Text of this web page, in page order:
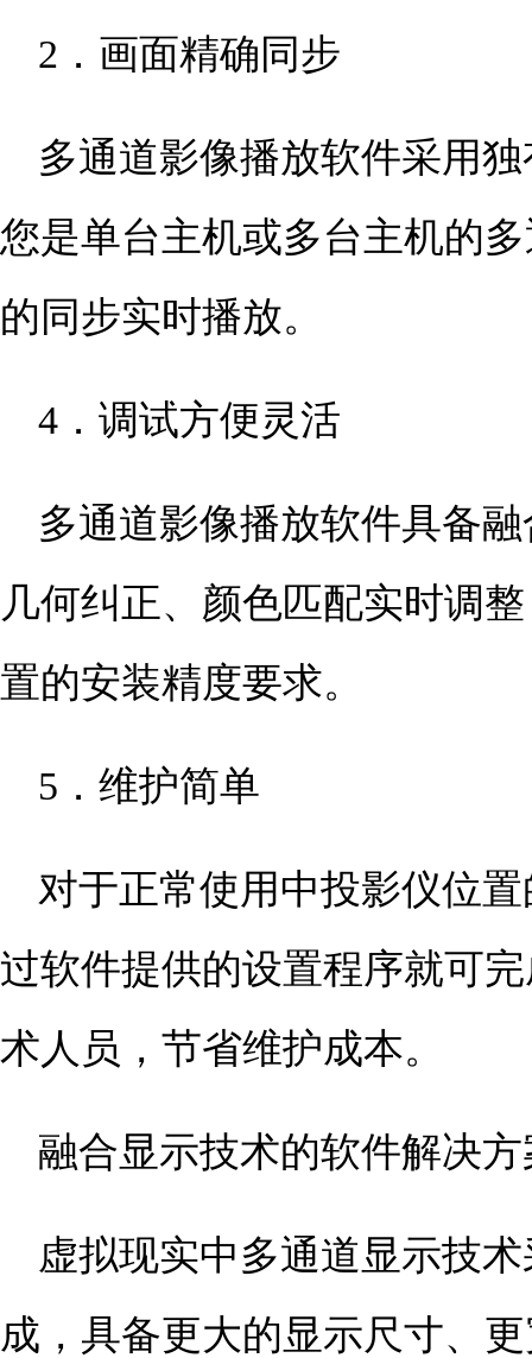
2．画面精确同步
多通道影像播放软件采用
您是单台主机或多台主机的
的同步实时播放。
4．调试方便灵活
多通道影像播放软件具备
几何纠正、颜色匹配实时调
置的安装精度要求。
5．维护简单
对于正常使用中投影仪位
过软件提供的设置程序就可
术人员，节省维护成本。
融合显示技术的软件解决方
虚拟现实中多通道显示技
成，具备更大的显示尺寸、